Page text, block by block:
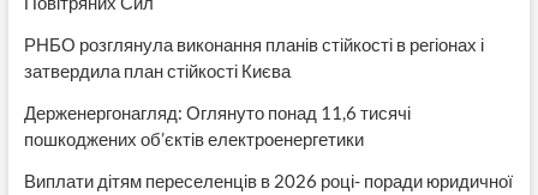
РНБО розглянула виконання планів стійкості в регіонах і
затвердила план стійкості Києва
Держенергонагляд: Оглянуто понад 11,6 тисячі
пошкоджених об’єктів електроенергетики
Виплати дітям переселенців в 2026 році- поради юридичної